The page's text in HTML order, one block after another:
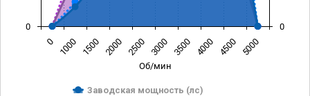
Об/мин
Заводская мощность (лс)
0 1000 1500 2000 2500 3000 3500 4000 4500 5000
0 0